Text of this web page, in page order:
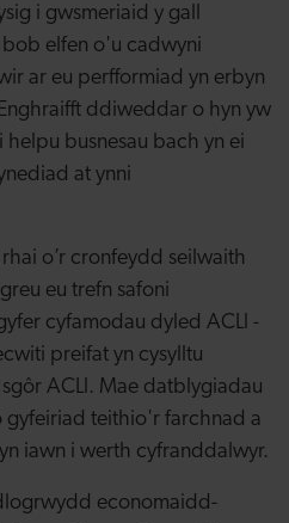
i gwsmeriaid y gall
elfen o'u cadwyni
ar eu perfformiad yn erbyn
ddiweddar o hyn yw
helpu busnesau bach yn ei
at ynni
o’r cronfeydd seilwaith
eu trefn safoni
cyfamodau dyled ACLl -
preifat yn cysylltu
ACLl. Mae datblygiadau
gyfeiriad teithio'r farchnad a
iawn i werth cyfranddalwyr.
economaidd-